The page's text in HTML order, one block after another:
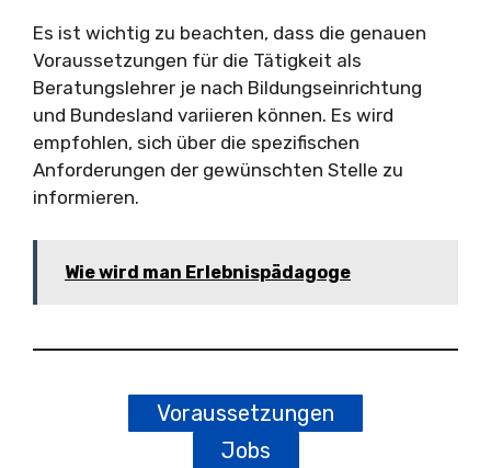
Es ist wichtig zu beachten, dass die genauen
Voraussetzungen für die Tätigkeit als
Beratungslehrer je nach Bildungseinrichtung
und Bundesland variieren können. Es wird
empfohlen, sich über die spezifischen
Anforderungen der gewünschten Stelle zu
informieren.
Wie wird man Erlebnispädagoge
Voraussetzungen
Jobs